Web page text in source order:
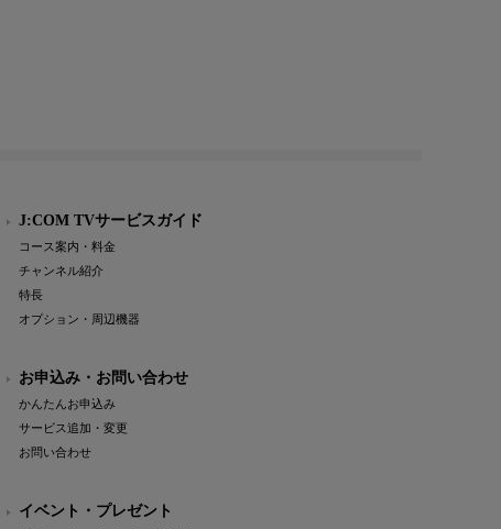
J:COM TVサービスガイド
コース案内・料金
チャンネル紹介
特長
オプション・周辺機器
お申込み・お問い合わせ
かんたんお申込み
サービス追加・変更
お問い合わせ
イベント・プレゼント